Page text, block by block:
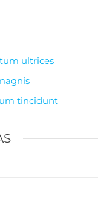
ultrices
tincidunt